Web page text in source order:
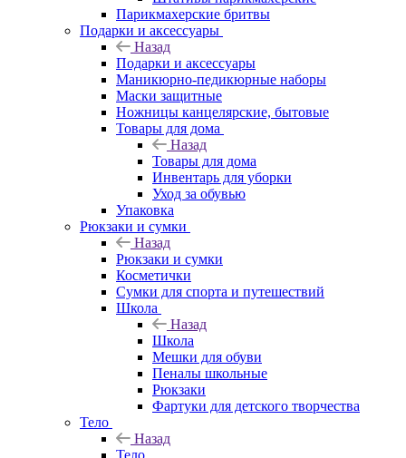
Парикмахерские бритвы
Подарки и аксессуары
Назад
Подарки и аксессуары
Маникюрно-педикюрные наборы
Маски защитные
Ножницы канцелярские, бытовые
Товары для дома
Назад
Товары для дома
Инвентарь для уборки
Уход за обувью
Упаковка
Рюкзаки и сумки
Назад
Рюкзаки и сумки
Косметички
Сумки для спорта и путешествий
Школа
Назад
Школа
Мешки для обуви
Пеналы школьные
Рюкзаки
Фартуки для детского творчества
Тело
Назад
Тело